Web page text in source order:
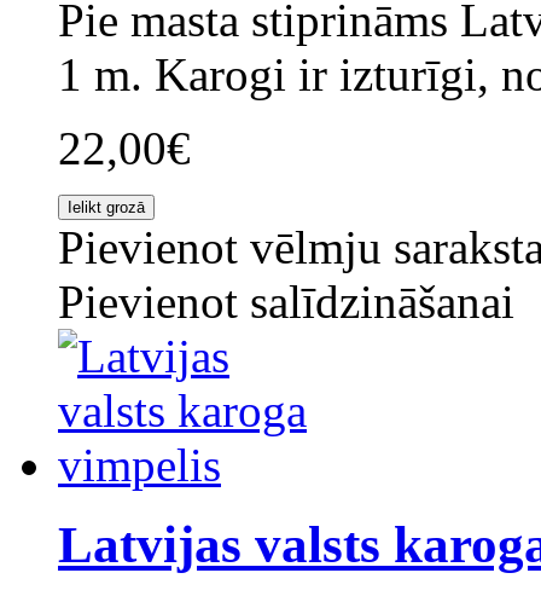
Pie masta stiprināms
1 m. Karogi ir izturīgi,
22,00€
Pievienot vēlmju
Pievienot salīdzināšanai
Latvijas valsts